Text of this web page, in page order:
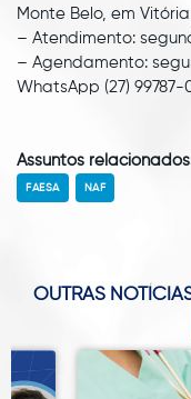
Monte Belo, em Vitória
– Atendimento:
– Agendamento:
WhatsApp (27) 99787-
Assuntos
FAESA NAF
OUTRAS